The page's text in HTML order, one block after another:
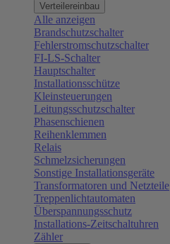
Verteilereinbau
Alle anzeigen
Brandschutzschalter
Fehlerstromschutzschalter
FI-LS-Schalter
Hauptschalter
Installationsschütze
Kleinsteuerungen
Leitungsschutzschalter
Phasenschienen
Reihenklemmen
Relais
Schmelzsicherungen
Sonstige Installationsgeräte
Transformatoren und Netzteile
Treppenlichtautomaten
Überspannungsschutz
Installations-Zeitschaltuhren
Zähler